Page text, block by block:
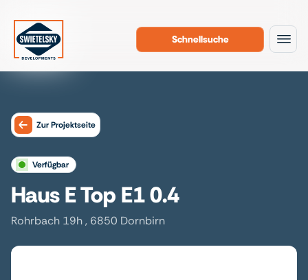
Zum Inhalt Schnellsuche
Zur Projektseite
verfügbar
Haus E Top E1 0.4
Rohrbach 19h , 6850 Dornbirn